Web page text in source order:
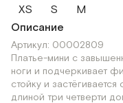
XS S
M
Описание
Артикул: 00002809
Платье-мини с
ноги и подчеркивает
стойку и
длиной три четверти